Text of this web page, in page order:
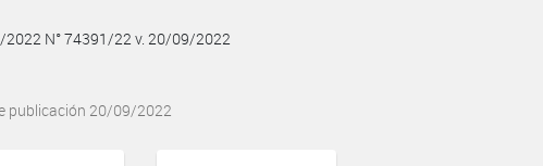
2022 N° 74391/22 v. 20/09/2022
publicación 20/09/2022